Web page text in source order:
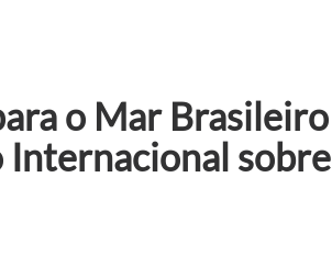
o Mar Brasileiro
Internacional sobre